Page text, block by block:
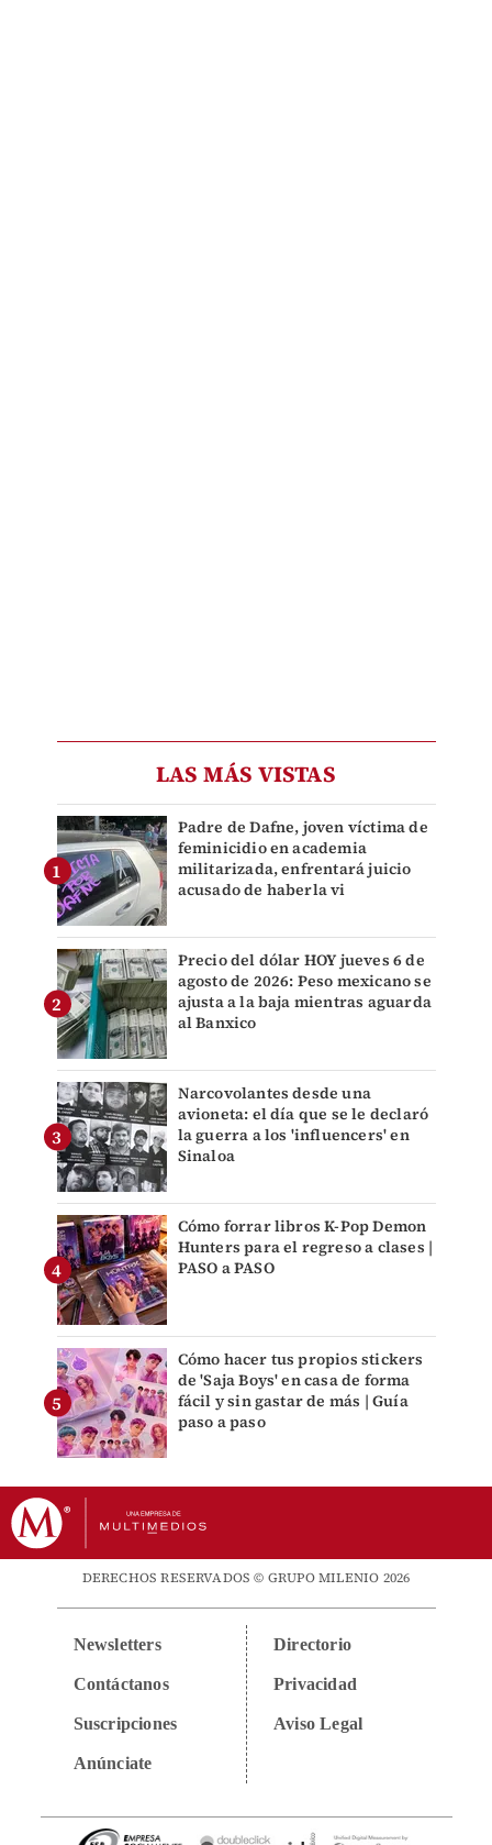
LAS MÁS VISTAS
Padre de Dafne, joven víctima de
feminicidio en academia
militarizada, enfrentará juicio
acusado de haberla vi
Precio del dólar HOY jueves 6 de
agosto de 2026: Peso mexicano se
ajusta a la baja mientras aguarda
al Banxico
Narcovolantes desde una
avioneta: el día que se le declaró
la guerra a los 'influencers' en
Sinaloa
Cómo forrar libros K-Pop Demon
Hunters para el regreso a clases |
PASO a PASO
Cómo hacer tus propios stickers
de 'Saja Boys' en casa de forma
fácil y sin gastar de más | Guía
paso a paso
DERECHOS RESERVADOS © GRUPO MILENIO 2026
Newsletters
Contáctanos
Suscripciones
Anúnciate
Directorio
Privacidad
Aviso Legal